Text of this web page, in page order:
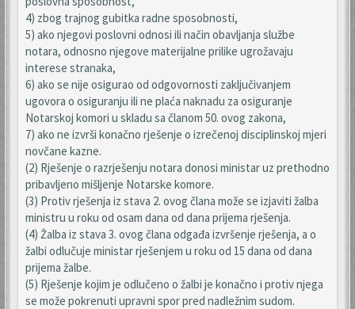
4) zbog trajnog gubitka radne sposobnosti,
5) ako njegovi poslovni odnosi ili način obavljanja službe
notara, odnosno njegove materijalne prilike ugrožavaju
interese stranaka,
6) ako se nije osigurao od odgovornosti zaključivanjem
ugovora o osiguranju ili ne plaća naknadu za osiguranje
Notarskoj komori u skladu sa članom 50. ovog zakona,
7) ako ne izvrši konačno rješenje o izrečenoj disciplinskoj mjeri
novčane kazne.
(2) Rješenje o razrješenju notara donosi ministar uz prethodno
pribavljeno mišljenje Notarske komore.
(3) Protiv rješenja iz stava 2. ovog člana može se izjaviti žalba
ministru u roku od osam dana od dana prijema rješenja.
(4) Žalba iz stava 3. ovog člana odgađa izvršenje rješenja, a o
žalbi odlučuje ministar rješenjem u roku od 15 dana od dana
prijema žalbe.
(5) Rješenje kojim je odlučeno o žalbi je konačno i protiv njega
se može pokrenuti upravni spor pred nadležnim sudom.